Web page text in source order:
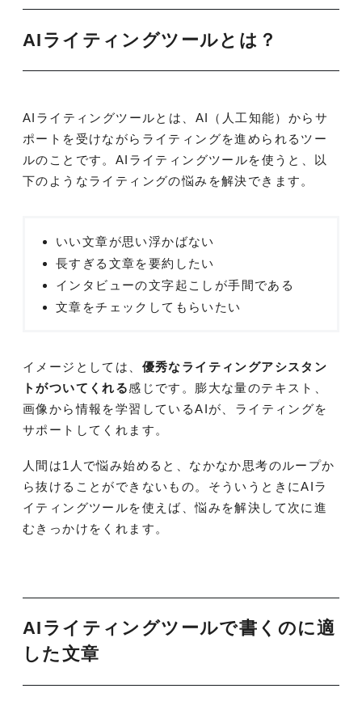
AIライティングツールとは？
AIライティングツールとは、AI（人工知能）からサ
ポートを受けながらライティングを進められるツー
ルのことです。AIライティングツールを使うと、以
下のようなライティングの悩みを解決できます。
いい文章が思い浮かばない
長すぎる文章を要約したい
インタビューの文字起こしが手間である
文章をチェックしてもらいたい
イメージとしては、 優秀なライティングアシスタン
トがついてくれる感じです。膨大な量のテキスト、
画像から情報を学習しているAIが、ライティングを
サポートしてくれます。
人間は1人で悩み始めると、なかなか思考のループか
ら抜けることができないもの。そういうときにAIラ
イティングツールを使えば、悩みを解決して次に進
むきっかけをくれます。
AIライティングツールで書くのに適
した文章